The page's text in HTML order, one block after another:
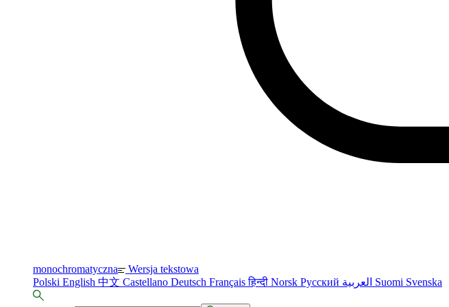
monochromatyczna Wersja tekstowa
Polski English 中文 Castellano Deutsch Françaisहिन्दी Norsk Русский Suomi Svenska